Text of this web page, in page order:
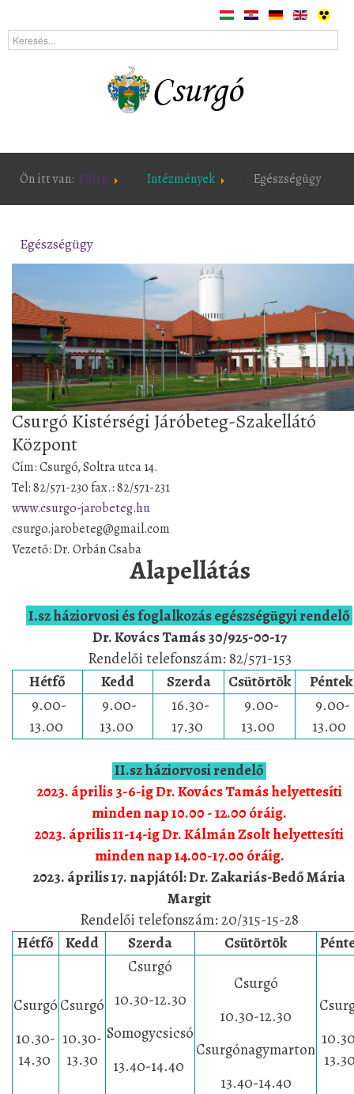
Ön itt van: Főlap Intézmények Egészségügy
Egészségügy
Csurgó Kistérségi Járóbeteg-Szakellátó
Központ
Cím: Csurgó, Soltra utca 14.
Tel: 82/571-230 fax.: 82/571-231
www.csurgo-jarobeteg.hu
csurgo.jarobeteg@gmail.com
Vezető: Dr. Orbán Csaba
Alapellátás
I.sz háziorvosi és foglalkozás egészségügyi rendelő
Dr. Kovács Tamás 30/925-00-17
Rendelői telefonszám: 82/571-153
Hétfő
Kedd Szerda Csütörtök
Péntek
9.00-
13.00
9.00-
13.00
16.30-
17.30
9.00-
13.00
9.00-
13.00
II.sz háziorvosi rendelő
2023. április 3-6-ig Dr. Kovács Tamás helyettesíti
minden nap 10.00 - 12.00 óráig.
2023. április 11-14-ig Dr. Kálmán Zsolt helyettesíti
minden nap 14.00-17.00 óráig.
2023. április 17. napjától:Dr. Zakariás-Bedő Mária
Margit
Rendelői telefonszám: 20/315-15-28
Hétfő
Kedd Szerda Csütörtök
Csurgó
10.30-
14.30
Csurgó
10.30-
13.30
Csurgó
10.30-12.30
Somogycsicsó
13.40-14.40
Csurgó
10.30-12.30
Csurgónagymarton
13.40-14.40